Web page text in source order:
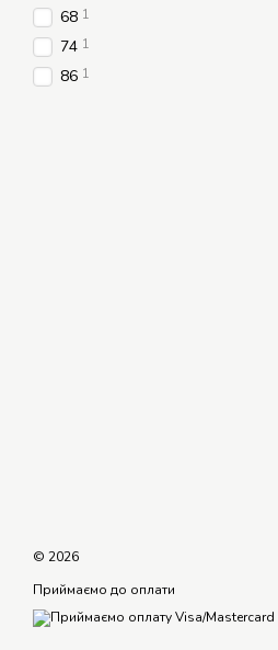
68 1
74 1
86 1
© 2026
Приймаємо до оплати